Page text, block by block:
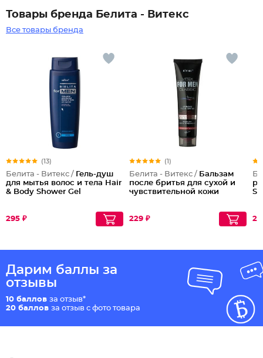
Товары бренда Белита - Витекс
Все товары бренда
(13)
Белита - Витекс / Гель-душ
для мытья волос и тела Hair
& Body Shower Gel
295 ₽
(1)
Белита - Витекс / Бальзам
после бритья для сухой и
чувствительной кожи
229 ₽
Дарим баллы за
отзывы
10 баллов за отзыв*
20 баллов за отзыв с фото товара